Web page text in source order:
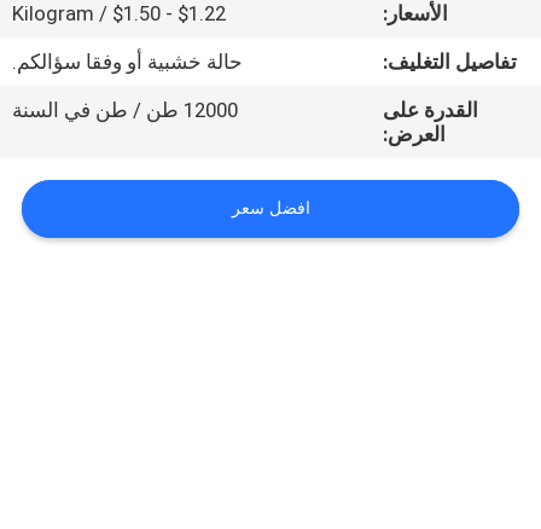
مراقبة
الجودة
بنا
الأسعار:
$1.22 - $1.50 / Kilogram
تفاصيل التغليف:
حالة خشبية أو وفقا سؤالكم.
القدرة على
العرض:
12000 طن / طن في السنة
افضل سعر